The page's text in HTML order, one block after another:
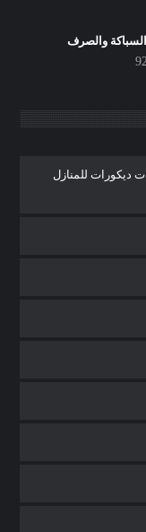
92
ديكورات للمنازل